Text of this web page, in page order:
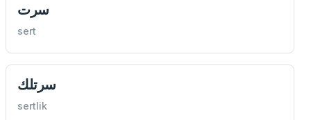
سرت
sert
سرتلك
sertlik